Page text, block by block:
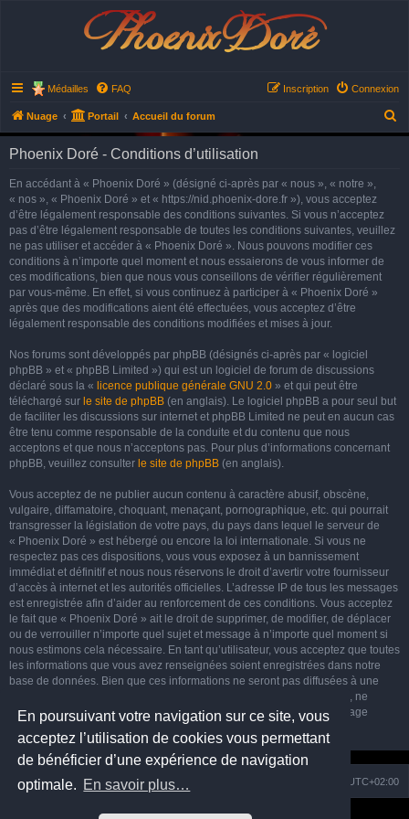
En poursuivant votre navigation sur ce site, vous
acceptez l’utilisation de cookies vous permettant
de bénéficier d’une expérience de navigation
optimale. En savoir plus…
Phoenix Doré
Médailles FAQ Connexion
Inscription
Nuage Portail Accueil du forum
e
Phoenix Doré - Conditions d’utilisation
En accédant à « Phoenix Doré » (désigné ci-après par « nous », « notre »,
« nos », « Phoenix Doré » et « https://nid.phoenix-dore.fr »), vous acceptez
d’être légalement responsable des conditions suivantes. Si vous n’acceptez
pas d’être légalement responsable de toutes les conditions suivantes, veuillez
ne pas utiliser et accéder à « Phoenix Doré ». Nous pouvons modifier ces
conditions à n’importe quel moment et nous essaierons de vous informer de
ces modifications, bien que nous vous conseillons de vérifier régulièrement
par vous-même. En effet, si vous continuez à participer à « Phoenix Doré »
après que des modifications aient été effectuées, vous acceptez d’être
légalement responsable des conditions modifiées et mises à jour.
Nos forums sont développés par phpBB (désignés ci-après par « logiciel
phpBB » et « phpBB Limited ») qui est un logiciel de forum de discussions
déclaré sous la « licence publique générale GNU 2.0 » et qui peut être
téléchargé sur le site de phpBB (en anglais). Le logiciel phpBB a pour seul but
de faciliter les discussions sur internet et phpBB Limited ne peut en aucun cas
être tenu comme responsable de la conduite et du contenu que nous
acceptons et que nous n’acceptons pas. Pour plus d’informations concernant
phpBB, veuillez consulter le site de phpBB (en anglais).
Vous acceptez de ne publier aucun contenu à caractère abusif, obscène,
vulgaire, diffamatoire, choquant, menaçant, pornographique, etc. qui pourrait
transgresser la législation de votre pays, du pays dans lequel le serveur de
« Phoenix Doré » est hébergé ou encore la loi internationale. Si vous ne
respectez pas ces dispositions, vous vous exposez à un bannissement
immédiat et définitif et nous nous réservons le droit d’avertir votre fournisseur
d’accès à internet et les autorités officielles. L’adresse IP de tous les messages
est enregistrée afin d’aider au renforcement de ces conditions. Vous acceptez
le fait que « Phoenix Doré » ait le droit de supprimer, de modifier, de déplacer
ou de verrouiller n’importe quel sujet et message à n’importe quel moment si
nous estimons cela nécessaire. En tant qu’utilisateur, vous acceptez que toutes
les informations que vous avez renseignées soient enregistrées dans notre
base de données. Bien que ces informations ne seront pas diffusées à une
tierce partie sans votre consentement, ni « Phoenix Doré », ni phpBB, ne
pourront être tenus comme responsables en cas de tentative de piratage
informatique visant à compromettre vos données.
Nuage Portail Accueil du forum UTC+02:00
Développé parphpBB® Forum Software © phpBB Limited